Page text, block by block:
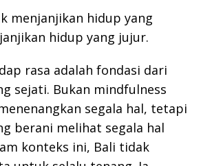
menjanjikan hidup yang
hidup yang jujur.
rasa adalah fondasi dari
sejati. Bukan mindfulness
segala hal, tetapi
berani melihat segala hal
konteks ini, Bali tidak